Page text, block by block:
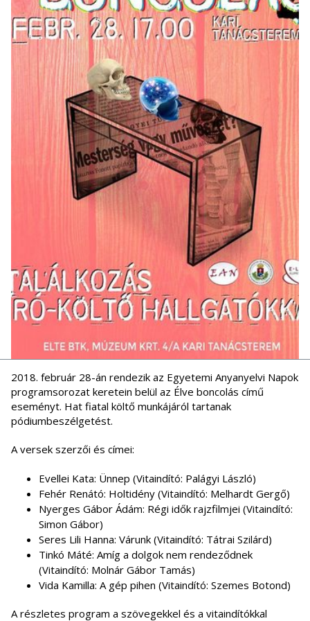
2018. február 28-án rendezik az Egyetemi Anyanyelvi Napok
programsorozat keretein belül az Élve boncolás című
eseményt. Hat fiatal költő munkájáról tartanak
pódiumbeszélgetést.
A versek szerzői és címei:
Evellei Kata: Ünnep (Vitaindító: Palágyi László)
Fehér Renátó: Holtidény (Vitaindító: Melhardt Gergő)
Nyerges Gábor Ádám: Régi idők rajzfilmjei (Vitaindító:
Simon Gábor)
Seres Lili Hanna: Várunk (Vitaindító: Tátrai Szilárd)
Tinkó Máté: Amíg a dolgok nem rendeződnek
(Vitaindító: Molnár Gábor Tamás)
Vida Kamilla: A gép pihen (Vitaindító: Szemes Botond)
A részletes program a szövegekkel és a vitaindítókkal